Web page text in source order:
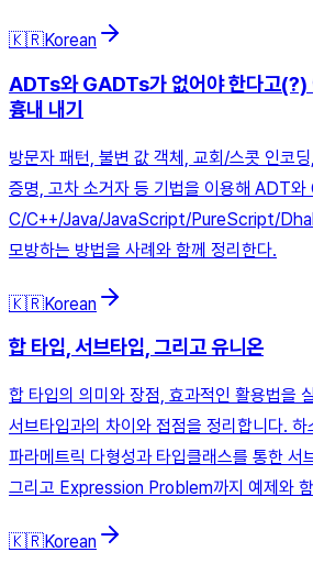
🇰🇷Korean
ADTs와 GADTs가 없어야 한다고(?)
흉내 내기
방문자 패턴, 불변 값 객체, 교회/스콧 인코
증명, 고차 소거자 등 기법을 이용해 ADT
C/C++/Java/JavaScript/PureScript/Dhall
모방하는 방법을 사례와 함께 정리한다.
🇰🇷Korean
합 타입, 서브타입, 그리고 유니온
합 타입의 의미와 장점, 효과적인 활용법을
서브타입과의 차이와 접점을 정리합니다.
파라메트릭 다형성과 타입클래스를 통한 서
그리고 Expression Problem까지 예제와
🇰🇷Korean